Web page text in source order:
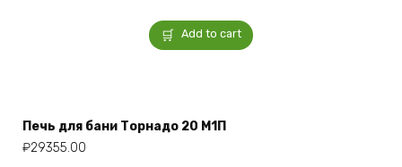
Add to cart
Печь для бани Торнадо 20 М1П
₽29355.00